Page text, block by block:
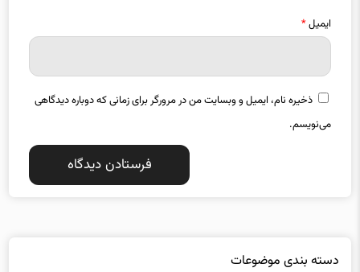
ایمیل*
ذخیره نام، ایمیل و وبسایت من در مرورگر برای زمانی که دوباره دیدگاهی
می‌نویسم.
دسته بندی موضوعات